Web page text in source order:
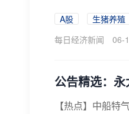
A股 生猪养殖
每日经济新闻
06-
公告精选：
【热点】中船